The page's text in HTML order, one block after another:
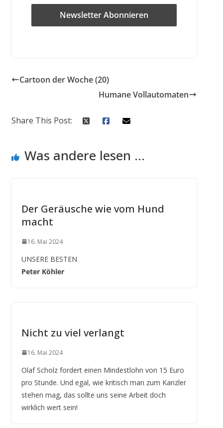
Cartoon der Woche (20)
Humane Vollautomaten
Share This Post:
Was andere lesen ...
Der Geräusche wie vom Hund
macht
16. Mai 2024
UNSERE BESTEN
Peter Köhler
Nicht zu viel verlangt
16. Mai 2024
Olaf Scholz fordert einen Mindestlohn von 15 Euro
pro Stunde. Und egal, wie kritisch man zum Kanzler
stehen mag, das sollte uns seine Arbeit doch
wirklich wert sein!